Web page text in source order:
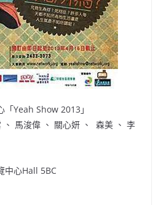
Yeah Show 2013」
、 馬浚偉 、 關心妍 、 森美 、 李
中心Hall 5BC